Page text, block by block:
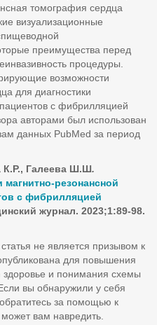
томография сердца
визуализационные
преимущества перед
процедуры.
возможности
для диагностики
с фибрилляцией
авторами был использован
данных PubMed за период
К.Р., Галеева Ш.Ш.
резонансной
с фибрилляцией
журнал. 2023;1:89-98.
не является призывом к
для повышения
здоровье и понимания схемы
вы обнаружили у себя
за помощью к
вам навредить.